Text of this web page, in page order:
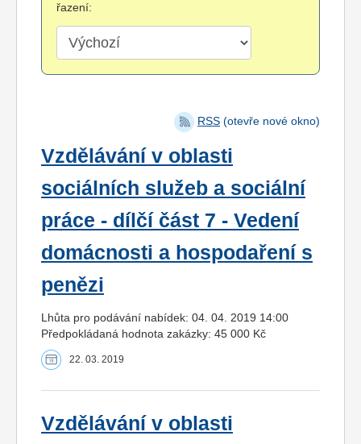
řazení:
RSS (otevře nové okno)
Vzdělávání v oblasti
sociálních služeb a sociální
práce - dílčí část 7 - Vedení
domácnosti a hospodaření s
penězi
Lhůta pro podávání nabídek: 04. 04. 2019 14:00
Předpokládaná hodnota zakázky: 45 000 Kč
22. 03. 2019
Vzdělávání v oblasti